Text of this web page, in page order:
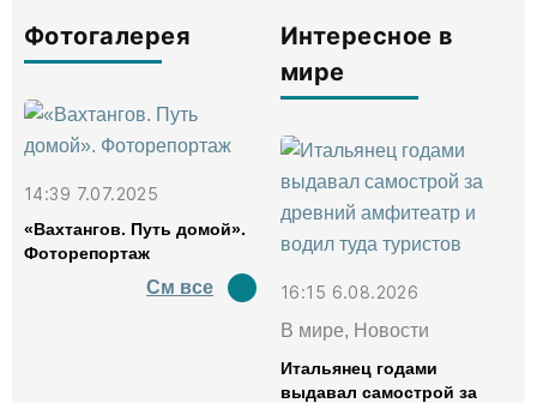
Фотогалерея
14:39 7.07.2025
«Вахтангов. Путь домой».
Фоторепортаж
См все
Интересное в
мире
16:15 6.08.2026
В мире, Новости
Итальянец годами
выдавал самострой за